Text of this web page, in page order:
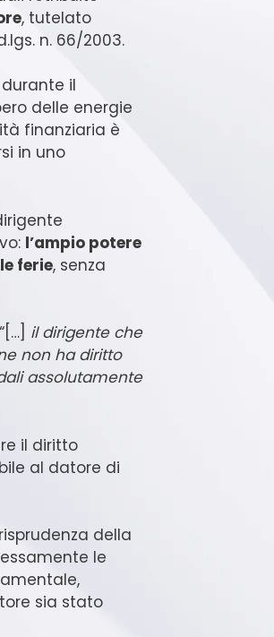
, tutelato
n. 66/2003.
il
delle energie
finanziaria è
in uno
l’ampio potere
ferie, senza
il dirigente che
non ha diritto
assolutamente
il diritto
al datore di
della
le
sia stato